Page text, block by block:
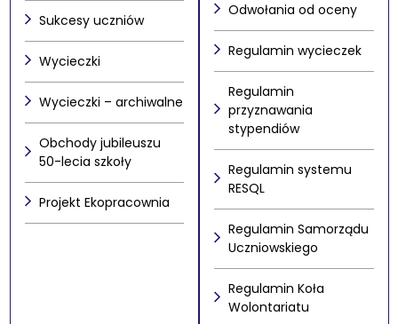
Sukcesy uczniów
Wycieczki
Wycieczki – archiwalne
Obchody jubileuszu
50-lecia szkoły
Projekt Ekopracownia
Odwołania od oceny
Regulamin wycieczek
Regulamin
przyznawania
stypendiów
Regulamin systemu
RESQL
Regulamin Samorządu
Uczniowskiego
Regulamin Koła
Wolontariatu